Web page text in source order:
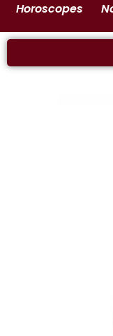
Horoscopes